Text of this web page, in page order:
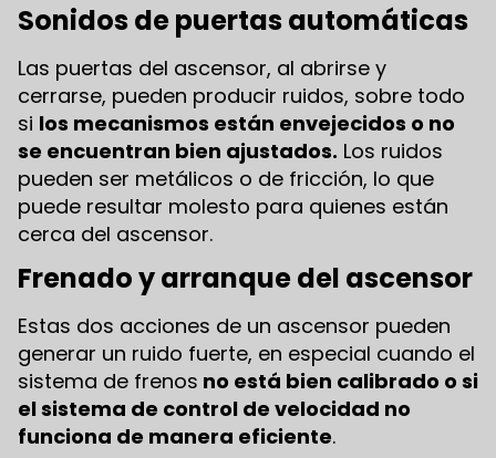
Sonidos de puertas automáticas
Las puertas del ascensor, al abrirse y
cerrarse, pueden producir ruidos, sobre todo
si los mecanismos están envejecidos o no
se encuentran bien ajustados. Los ruidos
pueden ser metálicos o de fricción, lo que
puede resultar molesto para quienes están
cerca del ascensor.
Frenado y arranque del ascensor
Estas dos acciones de un ascensor pueden
generar un ruido fuerte, en especial cuando el
sistema de frenos no está bien calibrado o si
el sistema de control de velocidad no
funciona de manera eficiente.